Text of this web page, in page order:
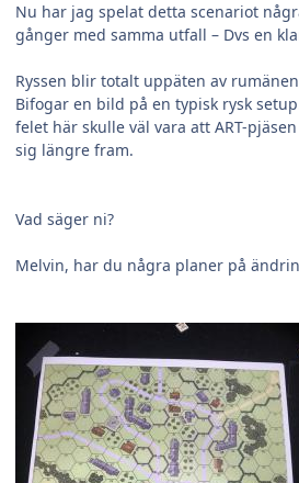
Nu har jag spelat detta scenariot
gånger med samma utfall – Dvs en
Ryssen blir totalt uppäten av
Bifogar en bild på en typisk rysk
felet här skulle väl vara att ART-
sig längre fram.
Vad säger ni?
Melvin, har du några planer på